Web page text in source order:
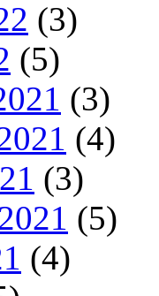
(3)
(5)
(3)
(4)
(3)
(5)
(4)